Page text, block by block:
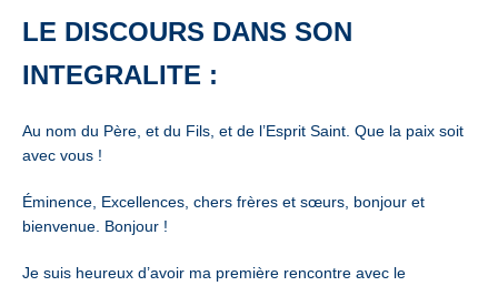
LE DISCOURS DANS SON
INTEGRALITE :
Au nom du Père, et du Fils, et de l’Esprit Saint. Que la paix soit
avec vous !
Éminence, Excellences, chers frères et sœurs, bonjour et
bienvenue. Bonjour !
Je suis heureux d’avoir ma première rencontre avec le